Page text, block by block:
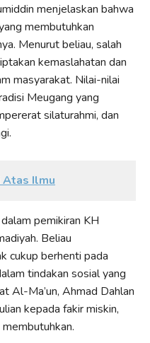
menjelaskan bahwa
membutuhkan
Menurut beliau, salah
kemaslahatan dan
masyarakat. Nilai-nilai
Meugang yang
silaturahmi, dan
Atas Ilmu
pemikiran KH
Beliau
cukup berhenti pada
tindakan sosial yang
Al-Ma’un, Ahmad Dahlan
kepada fakir miskin,